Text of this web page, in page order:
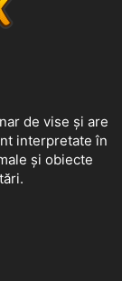
de vise și are
interpretate în
și obiecte